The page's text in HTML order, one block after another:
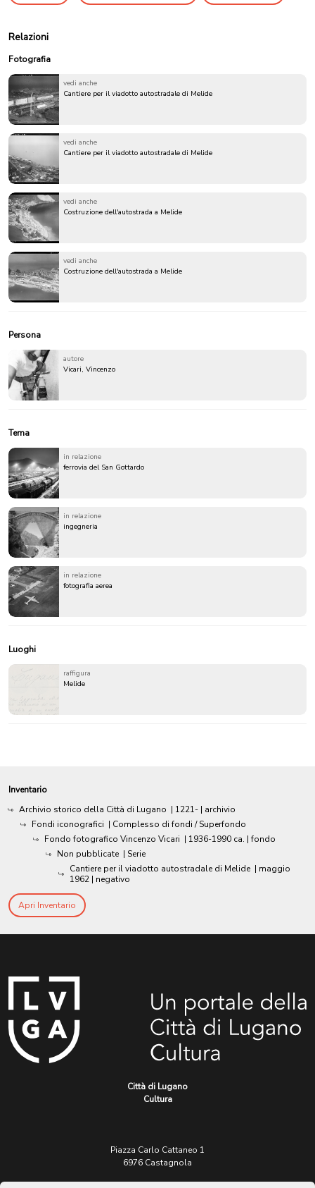
Relazioni
Fotografia
vedi anche
Cantiere per il viadotto autostradale di Melide
vedi anche
Cantiere per il viadotto autostradale di Melide
vedi anche
Costruzione dell'autostrada a Melide
vedi anche
Costruzione dell'autostrada a Melide
Persona
autore
Vicari, Vincenzo
Tema
in relazione
ferrovia del San Gottardo
in relazione
ingegneria
in relazione
fotografia aerea
Luoghi
raffigura
Melide
Inventario
Archivio storico della Città di Lugano | 1221- | archivio
Fondi iconografici | Complesso di fondi / Superfondo
Fondo fotografico Vincenzo Vicari | 1936-1990 ca. | fondo
Non pubblicate | Serie
Cantiere per il viadotto autostradale di Melide | maggio
1962 | negativo
Apri Inventario
Città di Lugano
Cultura
Piazza Carlo Cattaneo 1
6976 Castagnola